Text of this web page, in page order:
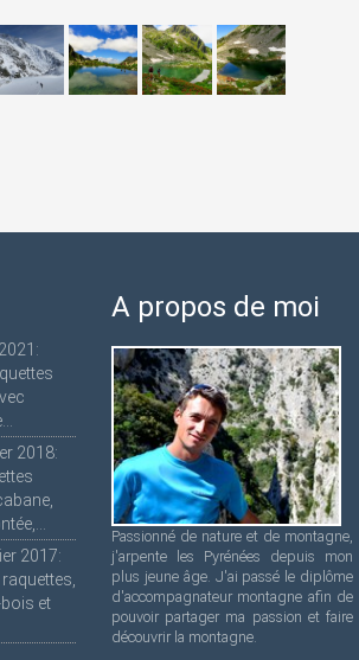
:
2018:
2017:
et
A propos de moi
Passionné de nature et de montagne,
j'arpente les Pyrénées depuis mon
plus jeune âge. J'ai passé le diplôme
d'accompagnateur montagne afin de
pouvoir partager ma passion et faire
découvrir la montagne.